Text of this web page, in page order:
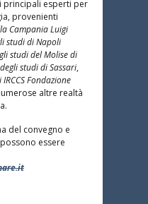
principali esperti per
provenienti
Campania Luigi
studi di Napoli
studi del Molise di
studi di Sassari,
Fondazione
altre realtà
del convegno e
essere